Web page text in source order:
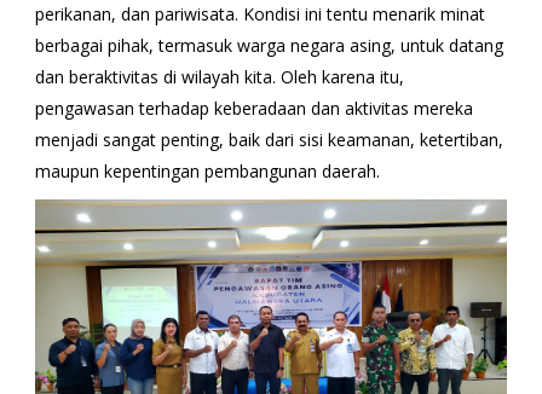
perikanan, dan pariwisata. Kondisi ini tentu menarik minat
berbagai pihak, termasuk warga negara asing, untuk datang
dan beraktivitas di wilayah kita. Oleh karena itu,
pengawasan terhadap keberadaan dan aktivitas mereka
menjadi sangat penting, baik dari sisi keamanan, ketertiban,
maupun kepentingan pembangunan daerah.